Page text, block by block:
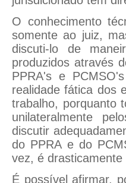
O conhecimento
somente ao juiz,
discuti-lo de
produzidos através
PPRA's e
realidade fática dos
trabalho, porquanto
unilateralmente
discutir
do PPRA e do
vez, é drasticamente
É possível afirmar,